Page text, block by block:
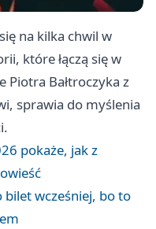
na kilka chwil w
które łączą się w
Piotra Bałtroczyka z
sprawia do myślenia
pokaże, jak z
bilet wcześniej, bo to